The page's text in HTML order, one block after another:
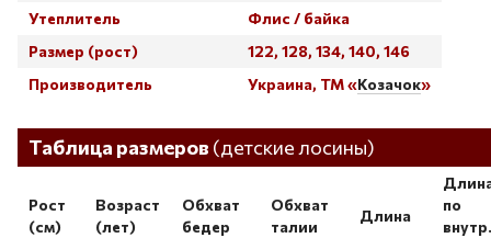
Утеплитель
Флис / байка
Размер (рост)
122, 128, 134, 140, 146
Производитель
Украина, ТМ «Козачок»
Таблица размеров (детские лосины)
Рост
(см)
Возраст
(лет)
Обхват
бедер
Обхват
талии
Длина
по